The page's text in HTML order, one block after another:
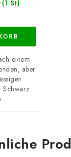
(1 St)
einem
aber
Schwarz